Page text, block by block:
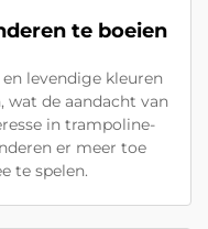
te boeien
levendige kleuren
de aandacht van
in trampoline-
er meer toe
te spelen.